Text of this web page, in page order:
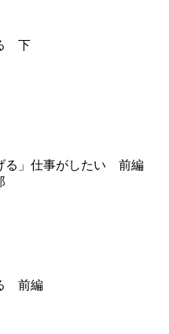
下
る」仕事がしたい 前編
前編